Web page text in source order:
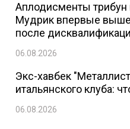
Аплодисменты
Мудрик впервые
после
06.08.2026
Экс-хавбек
итальянского клуба:
06.08.2026